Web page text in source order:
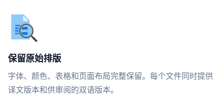
保留原始排版
字体、颜色、表格和页面布局完整保留。每个文件同时提供
译文版本和供审阅的双语版本。